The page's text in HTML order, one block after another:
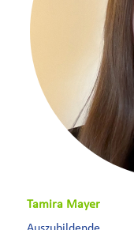
Tamira Mayer